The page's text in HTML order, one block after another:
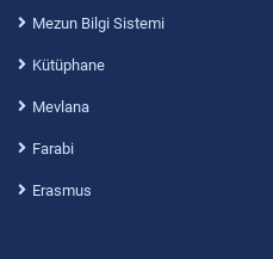
Mezun Bilgi Sistemi
Kütüphane
Mevlana
Farabi
Erasmus